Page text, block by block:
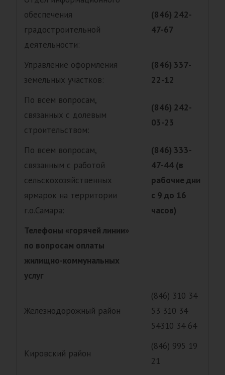
обеспечения
градостроительной
деятельности:
(846) 242-
47-67
Управление оформления
земельных участков:
(846) 337-
22-12
По всем вопросам,
связанных с долевым
строительством:
(846) 242-
03-23
По всем вопросам,
связанным с работой
сельскохозяйственных
ярмарок на территории
г.о.Самара:
(846) 333-
47-44 (в
рабочие дни
с 9 до 16
часов)
Телефоны «горячей линии»
по вопросам оплаты
жилищно-коммунальных
услуг
Железнодорожный район
(846) 310 34
53 310 34
54310 34 64
Кировский район
(846) 995 19
21